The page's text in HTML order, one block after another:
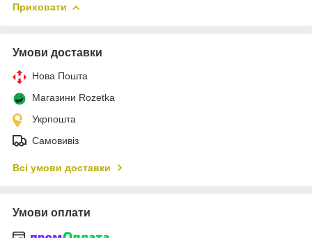
Приховати
Умови доставки
Нова Пошта
Магазини Rozetka
Укрпошта
Самовивіз
Всі умови доставки
Умови оплати